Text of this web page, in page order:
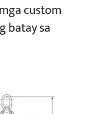
custom
batay sa